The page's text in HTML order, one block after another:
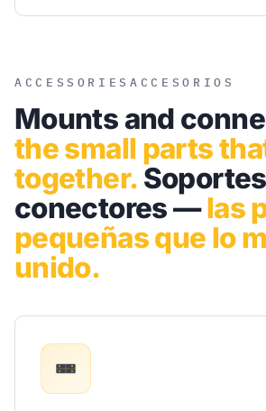
ACCESSORIESACCESORIOS
Mounts and
the small parts
together.
conectores —las
pequeñas que lo
unido.